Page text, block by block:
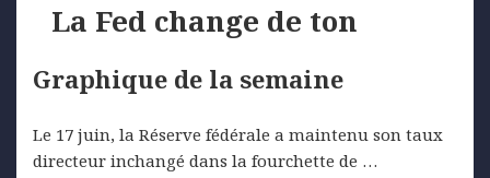
La Fed change de ton
Graphique de la semaine
Le 17 juin, la Réserve fédérale a maintenu son taux
directeur inchangé dans la fourchette de …